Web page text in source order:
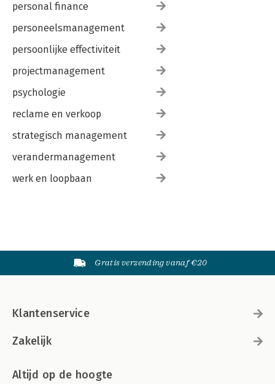
personal finance
personeelsmanagement
persoonlijke effectiviteit
projectmanagement
psychologie
reclame en verkoop
strategisch management
verandermanagement
werk en loopbaan
Gratis verzending vanaf €20
Klantenservice
Zakelijk
Altijd op de hoogte